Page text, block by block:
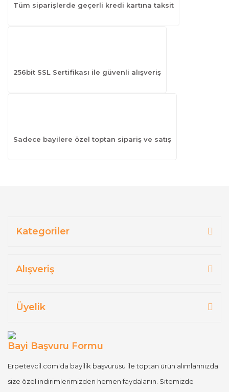
Tüm siparişlerde geçerli kredi kartına taksit
256bit SSL Sertifikası ile güvenli alışveriş
Sadece bayilere özel toptan sipariş ve satış
Kategoriler
Alışveriş
Üyelik
Bayi Başvuru Formu
Erpetevcil.com'da bayilik başvurusu ile toptan ürün alımlarınızda
size özel indirimlerimizden hemen faydalanın. Sitemizde